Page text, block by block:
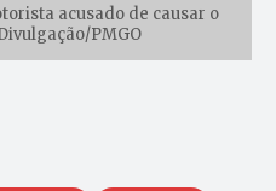
acusado de causar o
PMGO